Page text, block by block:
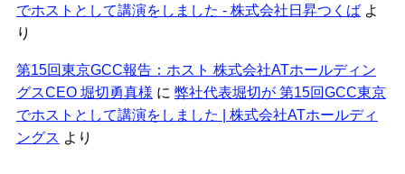
でホストとして講演をしました - 株式会社日昇つくばよ
り
第15回東京GCC報告：ホスト 株式会社ATホールディン
グスCEO 堀切勇真様 に 弊社代表堀切が 第15回GCC東京
でホストとして講演をしました | 株式会社ATホールディ
ングス より